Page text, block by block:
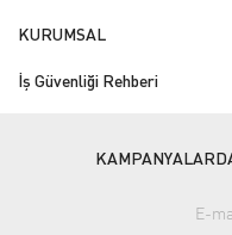
KURUMSAL
İş Güvenliği Rehberi